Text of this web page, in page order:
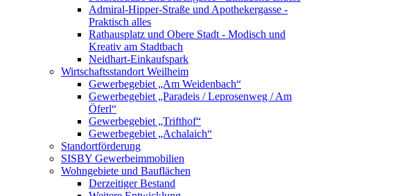
Admiral-Hipper-Straße und Apothekergasse -
Praktisch alles
Rathausplatz und Obere Stadt - Modisch und
Kreativ am Stadtbach
Neidhart-Einkaufspark
Wirtschaftsstandort Weilheim
Gewerbegebiet „Am Weidenbach“
Gewerbegebiet „Paradeis / Leprosenweg / Am
Öferl“
Gewerbegebiet „Trifthof“
Gewerbegebiet „Achalaich“
Standortförderung
SISBY Gewerbeimmobilien
Wohngebiete und Bauflächen
Derzeitiger Bestand